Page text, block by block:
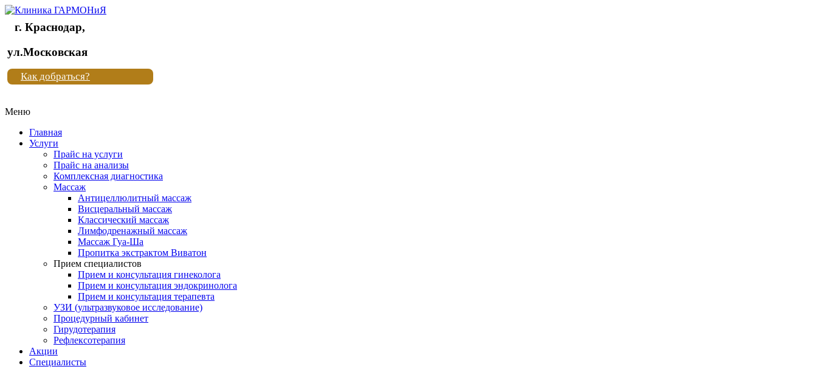
Клиника
"Новая
жизнь"
Клиника
жизнь"
г. Краснодар,
ул.Московская
Как добраться?
Меню
Главная
Услуги
Прайс на услуги
Прайс на анализы
Комплексная диагностика
Массаж
Антицеллюлитный массаж
Висцеральный массаж
Классический массаж
Лимфодренажный массаж
Массаж Гуа-Ша
Пропитка экстрактом Виватон
Прием специалистов
Прием и консультация гинеколога
Прием и консультация эндокринолога
Прием и консультация терапевта
УЗИ (ультразвуковое исследование)
Процедурный кабинет
Гирудотерапия
Рефлексотерапия
Акции
Специалисты